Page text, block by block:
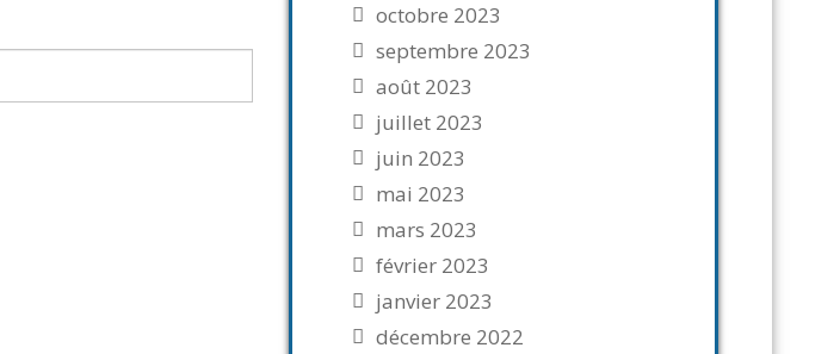
octobre 2023
septembre 2023
août 2023
juillet 2023
juin 2023
mai 2023
mars 2023
février 2023
janvier 2023
décembre 2022